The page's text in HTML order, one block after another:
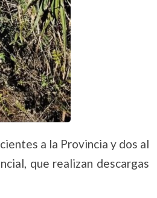
a la Provincia y dos al
que realizan descargas